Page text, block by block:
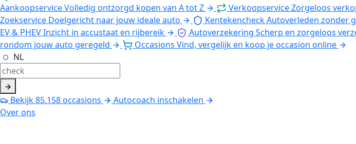
AankoopserviceVolledig ontzorgd kopen van A tot Z VerkoopserviceZorgeloos
Zoekservice Doelgericht naar jouw ideale auto KentekencheckAutoverleden zonder
EV & PHEVInzicht in accustaat en rijbereik Autoverzekering Scherp en zorgeloos
rondom jouw auto geregeld
Occasions Vind, vergelijk en koop je occasion online
NL
Bekijk85.158occasions
Autocoach inschakelen
Over ons